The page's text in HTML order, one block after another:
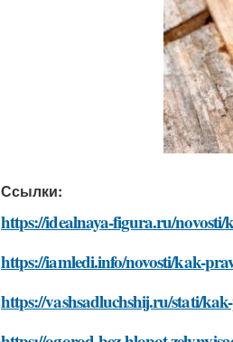
Ссылки:
https://idealnaya-figura.ru/
https://iamledi.info/novosti/kak-
https://vashsadluchshij.ru/stati/